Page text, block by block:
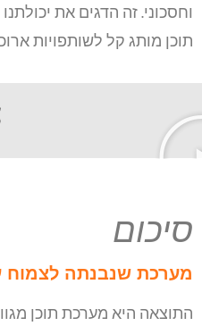
וחסכוני. זה הדגים את
תוכן מותג קל לשותפויות
סיכום
מערכת שנבנתה לצמוח